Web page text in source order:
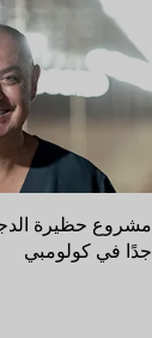
مشروع حظيرة
جدًا في كولومبي